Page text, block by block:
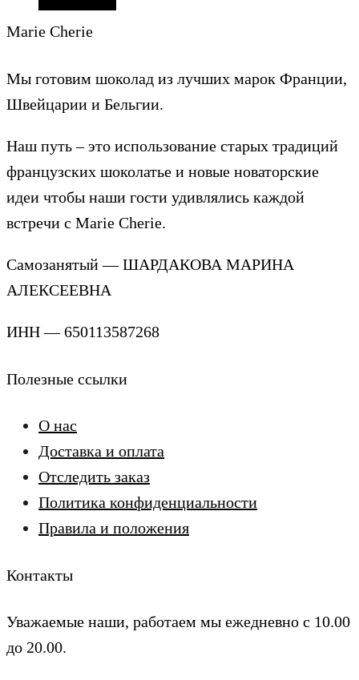
Marie Cherie
Мы готовим шоколад из лучших марок Франции,
Швейцарии и Бельгии.
Наш путь – это использование старых традиций
французских шоколатье и новые новаторские
идеи чтобы наши гости удивлялись каждой
встречи с Marie Cherie.
Самозанятый — ШАРДАКОВА МАРИНА
АЛЕКСЕЕВНА
ИНН — 650113587268
Полезные ссылки
О нас
Доставка и оплата
Отследить заказ
Политика конфиденциальности
Правила и положения
Контакты
Уважаемые наши, работаем мы ежедневно с 10.00
до 20.00.